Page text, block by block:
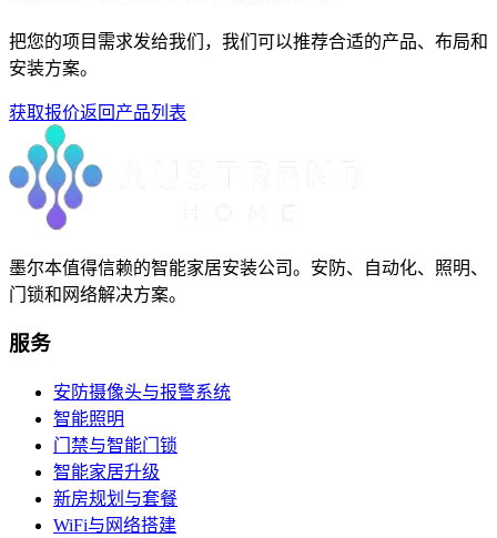
把您的项目需求发给我们，我们可以推荐合适的产品、布局和
安装方案。
获取报价返回产品列表
墨尔本值得信赖的智能家居安装公司。安防、自动化、照明、
门锁和网络解决方案。
服务
安防摄像头与报警系统
智能照明
门禁与智能门锁
智能家居升级
新房规划与套餐
WiFi与网络搭建